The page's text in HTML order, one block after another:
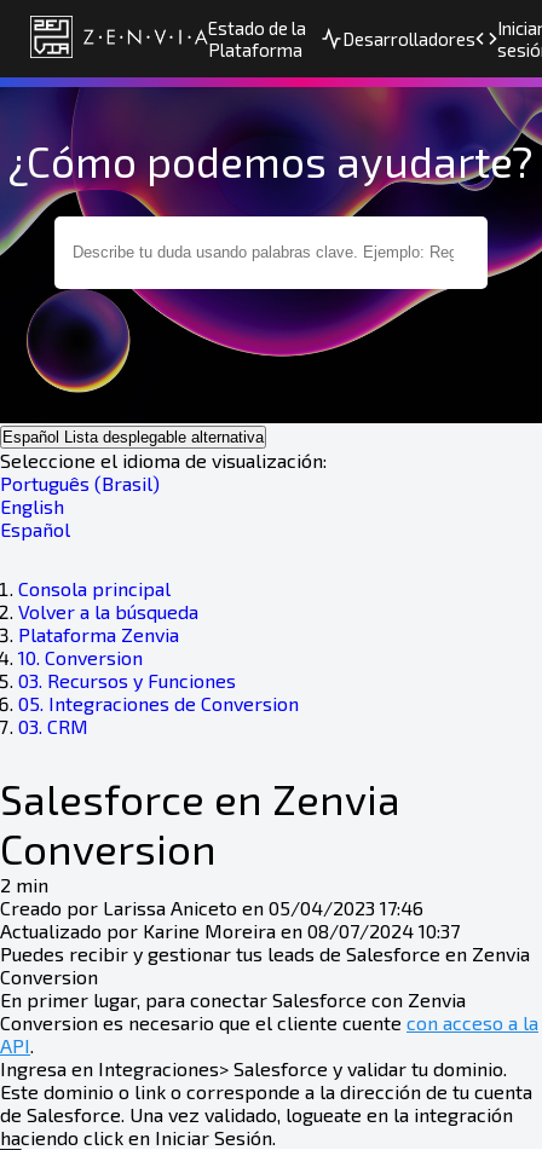
Estado de la
Plataforma
Desarrolladores
¿Cómo podemos ayudarte?
Español Lista desplegable alternativa
Seleccione el idioma de visualización:
Português (Brasil)
English
Español
Consola principal
Volver a la búsqueda
Plataforma Zenvia
10. Conversion
03. Recursos y Funciones
05. Integraciones de Conversion
03. CRM
Salesforce en Zenvia
Conversion
2 min
Creado por Larissa Aniceto en 05/04/2023 17:46
Actualizado por Karine Moreira en 08/07/2024 10:37
Puedes recibir y gestionar tus leads de Salesforce en Zenvia
Conversion
En primer lugar, para conectar Salesforce con Zenvia
Conversion es necesario que el cliente cuente con acceso a la
API.
Ingresa en Integraciones> Salesforce y validar tu dominio.
Este dominio o link o corresponde a la dirección de tu cuenta
de Salesforce. Una vez validado, logueate en la integración
haciendo click en Iniciar Sesión.